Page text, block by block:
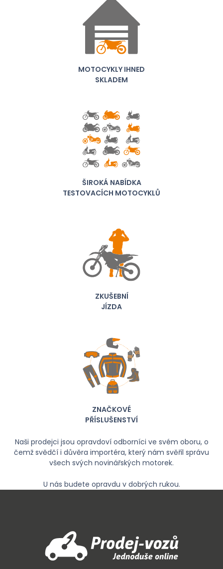
MOTOCYKLY IHNED
SKLADEM
ŠIROKÁ NABÍDKA
TESTOVACÍCH MOTOCYKLŮ
ZKUŠEBNÍ
JÍZDA
ZNAČKOVÉ
PŘÍSLUŠENSTVÍ
Naši prodejci jsou opravdoví odborníci ve svém oboru, o
čemž svědčí i důvěra importéra, který nám svěřil správu
všech svých novinářských motorek.
U nás budete opravdu v dobrých rukou.